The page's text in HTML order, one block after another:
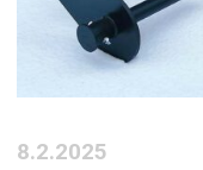
8.2.2025